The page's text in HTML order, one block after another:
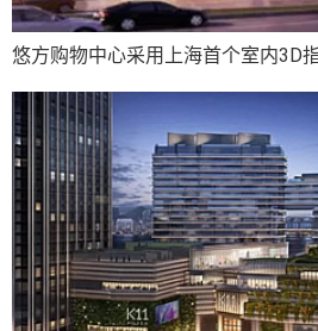
悠方购物中心采用上海首个室内3D